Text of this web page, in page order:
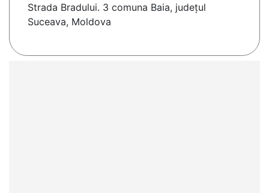
Strada Bradului. 3 comuna Baia, județul
Suceava, Moldova